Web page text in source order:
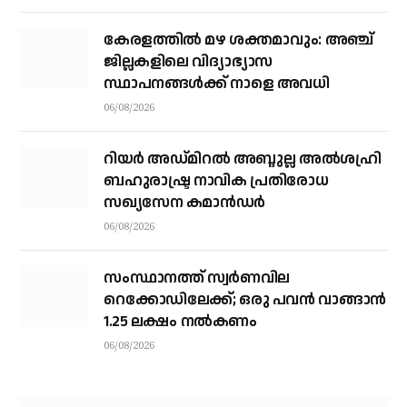
കേരളത്തില്‍ മഴ ശക്തമാവും: അഞ്ച്
ജില്ലകളിലെ വിദ്യാഭ്യാസ
സ്ഥാപനങ്ങള്‍ക്ക് നാളെ അവധി
06/08/2026
റിയര്‍ അഡ്മിറല്‍ അബ്ദുല്ല അല്‍ശഹ്രി
ബഹുരാഷ്ട്ര നാവിക പ്രതിരോധ
സഖ്യസേന കമാന്‍ഡര്‍
06/08/2026
സംസ്ഥാനത്ത് സ്വര്‍ണവില
റെക്കോഡിലേക്ക്; ഒരു പവന്‍ വാങ്ങാന്‍
1.25 ലക്ഷം നല്‍കണം
06/08/2026